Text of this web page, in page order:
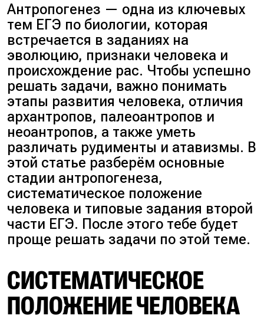
Антропогенез — одна из ключевых
тем ЕГЭ по биологии, которая
встречается в заданиях на
эволюцию, признаки человека и
происхождение рас. Чтобы успешно
решать задачи, важно понимать
этапы развития человека, отличия
архантропов, палеоантропов и
неоантропов, а также уметь
различать рудименты и атавизмы. В
этой статье разберём основные
стадии антропогенеза,
систематическое положение
человека и типовые задания второй
части ЕГЭ. После этого тебе будет
проще решать задачи по этой теме.
СИСТЕМАТИЧЕСКОЕ
ПОЛОЖЕНИЕ ЧЕЛОВЕКА